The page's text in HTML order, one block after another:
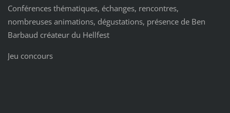
Conférences thématiques, échanges, rencontres,
nombreuses animations, dégustations, présence de Ben
Barbaud créateur du Hellfest
Jeu concours